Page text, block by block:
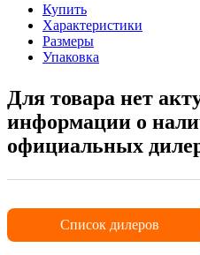
Купить
Характеристики
Размеры
Упаковка
Для товара нет
информации о
официальных
Список дилеров